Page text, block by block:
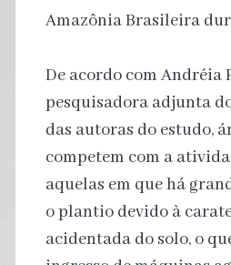
Amazônia Brasileira
De acordo com Andréia
pesquisadora adjunta
das autoras do estudo,
competem com a
aquelas em que há
o plantio devido à
acidentada do solo, o